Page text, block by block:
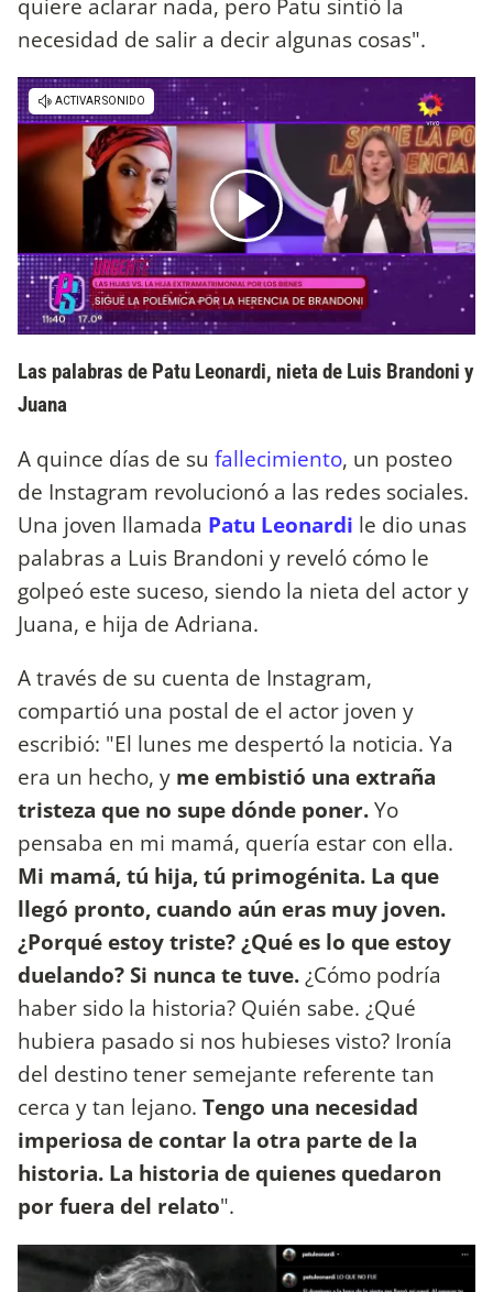
necesidad de salir a decir algunas cosas".
Las palabras de Patu Leonardi, nieta de Luis Brandoni y
Juana
A quince días de su fallecimiento, un posteo
de Instagram revolucionó a las redes sociales.
Una joven llamada Patu Leonardi le dio unas
palabras a Luis Brandoni y reveló cómo le
golpeó este suceso, siendo la nieta del actor y
Juana, e hija de Adriana.
A través de su cuenta de Instagram,
compartió una postal de el actor joven y
escribió: "El lunes me despertó la noticia. Ya
era un hecho, y me embistió una extraña
tristeza que no supe dónde poner.Yo
pensaba en mi mamá, quería estar con ella.
Mi mamá, tú hija, tú primogénita. La que
llegó pronto, cuando aún eras muy joven.
¿Porqué estoy triste? ¿Qué es lo que estoy
duelando? Si nunca te tuve.¿Cómo podría
haber sido la historia? Quién sabe. ¿Qué
hubiera pasado si nos hubieses visto? Ironía
del destino tener semejante referente tan
cerca y tan lejano. Tengo una necesidad
imperiosa de contar la otra parte de la
historia. La historia de quienes quedaron
por fuera del relato".